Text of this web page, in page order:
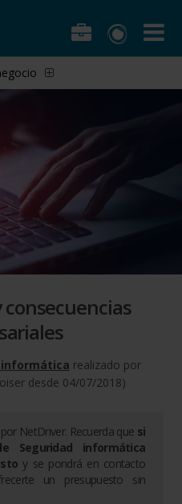
informática realizado por
desde 04/07/2018)
NetDriver. Recuerda que si
Seguridad informática
y se pondrá en contacto
un presupuesto sin